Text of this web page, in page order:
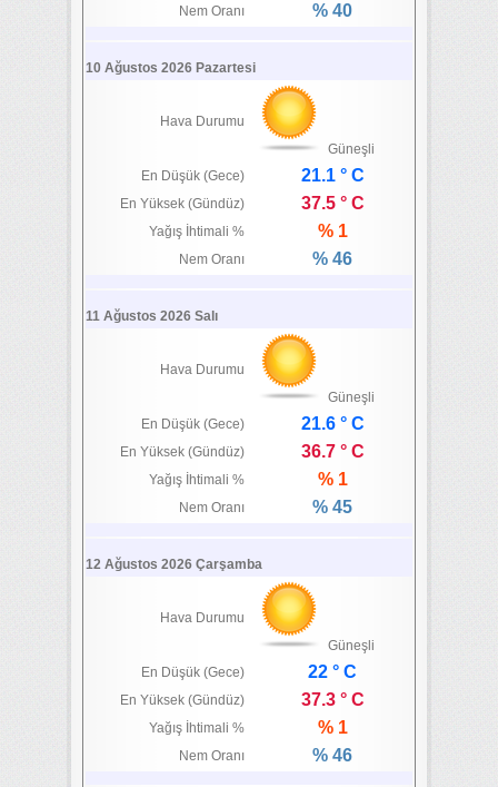
Nem Oranı % 40
10 Ağustos 2026 Pazartesi
Hava Durumu
Güneşli
En Düşük (Gece)
21.1 ° C
En Yüksek (Gündüz) 37.5 ° C
Yağış İhtimali % % 1
Nem Oranı % 46
11 Ağustos 2026 Salı
Hava Durumu
Güneşli
En Düşük (Gece)
21.6 ° C
En Yüksek (Gündüz) 36.7 ° C
Yağış İhtimali % % 1
Nem Oranı % 45
12 Ağustos 2026 Çarşamba
Hava Durumu
Güneşli
En Düşük (Gece)
22 ° C
En Yüksek (Gündüz) 37.3 ° C
Yağış İhtimali % % 1
Nem Oranı % 46